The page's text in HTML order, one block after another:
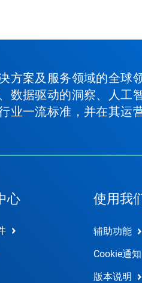
方案及服务领域的全球
数据驱动的洞察、人工
业一流标准，并在其运
心 使用我
辅助功能
Cookie通知
版本说明